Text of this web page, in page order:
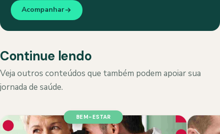
Acompanhar
Continue lendo
Veja outros conteúdos que também podem apoiar sua
jornada de saúde.
BEM-ESTAR